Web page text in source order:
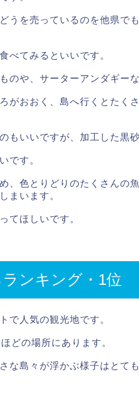
うを売っているのを他県で
べてみるといいです。
のや、サーターアンダギー
がおおく、島へ行くとたく
もいいですが、加工した黒
です。
、色とりどりのたくさんの
まいます。
てほしいです。
ンキング・1位
で人気の観光地です。
どの場所にあります。
な島々が浮かぶ様子はとて